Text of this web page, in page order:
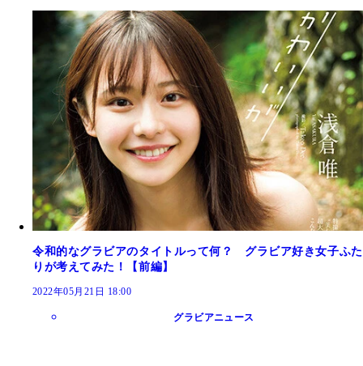
令和的なグラビアのタイトルって何？ グラビア好き女子ふた
りが考えてみた！【前編】
2022年05月21日 18:00
グラビアニュース